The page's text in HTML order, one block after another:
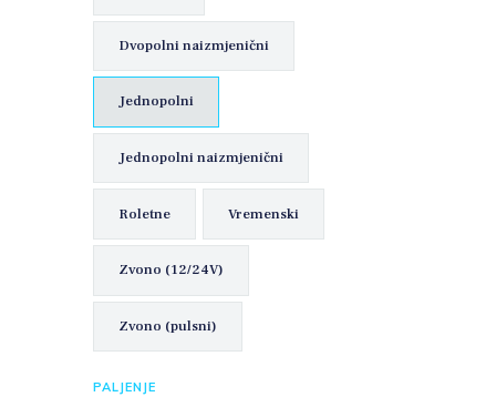
Dvopolni naizmjenični
Jednopolni
Jednopolni naizmjenični
Roletne Vremenski
Zvono (12/24V)
Zvono (pulsni)
PALJENJE